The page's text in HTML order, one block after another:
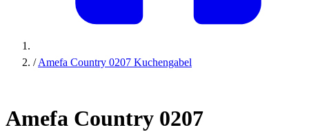
/ Amefa Country 0207 Kuchengabel
Amefa Country 0207